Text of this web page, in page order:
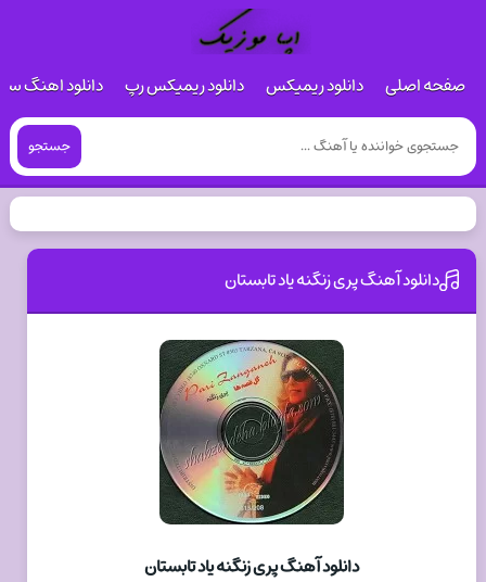
صفحه اصلی دانلود ریمیکس دانلود ریمیکس رپ دانلود اهنگ
جستجو
دانلود آهنگ پری زنگنه یاد تابستان
دانلود آهنگ پری زنگنه یاد تابستان